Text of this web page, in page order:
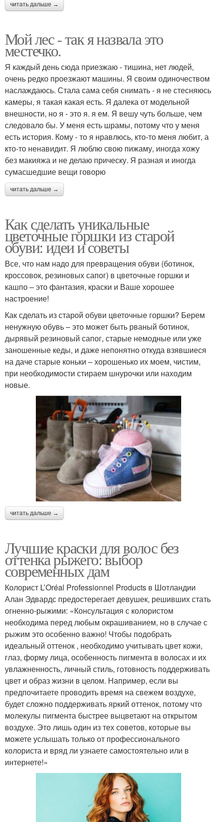
читать дальше →
Мой лес - так я назвала это
местечко.
Я каждый день сюда приезжаю - тишина, нет людей,
очень редко проезжают машины. Я своим одиночеством
наслаждаюсь. Стала сама себя снимать - я не стесняюсь
камеры, я такая какая есть. Я далека от модельной
внешности, но я - это я. я ем. Я вешу чуть больше, чем
следовало бы. У меня есть шрамы, потому что у меня
есть история. Кому - то я нравлюсь, кто-то меня любит, а
кто-то ненавидит. Я люблю свою пижаму, иногда хожу
без макияжа и не делаю прическу. Я разная и иногда
сумасшедшие вещи говорю
читать дальше →
Как сделать уникальные
цветочные горшки из старой
обуви: идеи и советы
Все, что нам надо для превращения обуви (ботинок,
кроссовок, резиновых сапог) в цветочные горшки и
кашпо – это фантазия, краски и Ваше хорошее
настроение!
Как сделать из старой обуви цветочные горшки? Берем
ненужную обувь – это может быть рваный ботинок,
дырявый резиновый сапог, старые немодные или уже
заношенные кеды, и даже непонятно откуда взявшиеся
на даче старые коньки – хорошенько их моем, чистим,
при необходимости стираем шнурочки или находим
новые.
читать дальше →
Лучшие краски для волос без
оттенка рыжего: выбор
современных дам
Колорист L’Oréal Professionnel Products в Шотландии
Алан Эдвардс предостерегает девушек, решивших стать
огненно-рыжими: «Консультация с колористом
необходима перед любым окрашиванием, но в случае с
рыжим это особенно важно! Чтобы подобрать
идеальный оттенок , необходимо учитывать цвет кожи,
глаз, форму лица, особенность пигмента в волосах и их
увлажненность, личный стиль, готовность поддерживать
цвет и образ жизни в целом. Например, если вы
предпочитаете проводить время на свежем воздухе,
будет сложно поддерживать яркий оттенок, потому что
молекулы пигмента быстрее выцветают на открытом
воздухе. Это лишь один из тех советов, которые вы
можете услышать только от профессионального
колориста и вряд ли узнаете самостоятельно или в
интернете!»